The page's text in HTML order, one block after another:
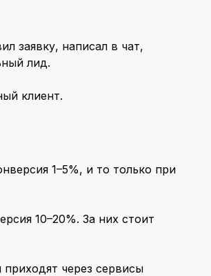
заявку, написал в чат,
лид.
клиент.
1–5%, и то только при
10–20%. За них стоит
через сервисы